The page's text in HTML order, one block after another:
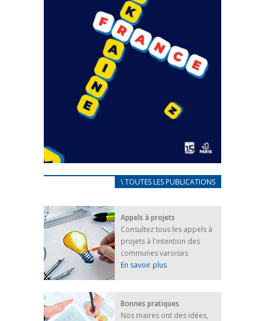
CARNET D’ACCUEIL
25 avril 2022
Afin d’accompagner au mieux les réfugiés
ukrainiens arrivés en France,...
FEUILLETER
\ TOUTES LES PUBLICATIONS
Appels à projets
Consultez tous les appels à
projets à l'intention des
communes varoises
En savoir plus
Bonnes pratiques
Nos maires ont des idées,